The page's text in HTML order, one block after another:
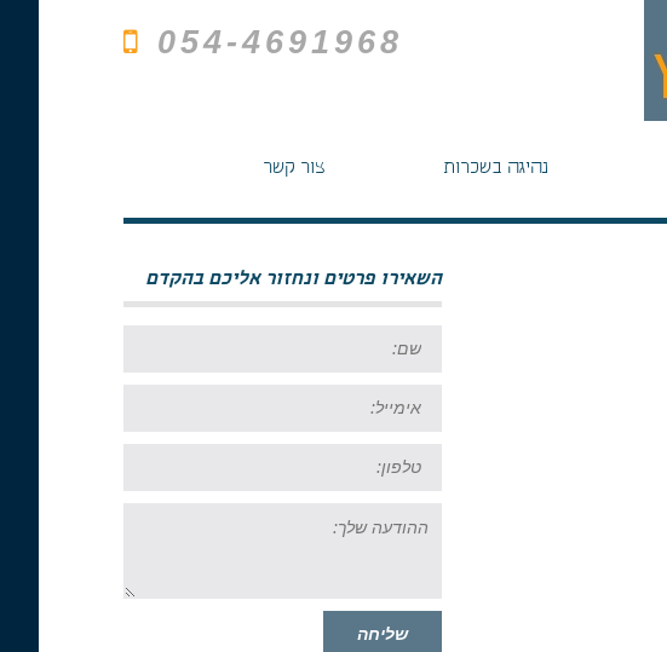
054-4691968
נהיגה בשכרות צור קשר
השאירו פרטים ונחזור אליכם בהקדם
שלך:
שליחה